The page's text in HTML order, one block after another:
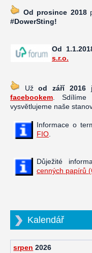
Od prosince 2018
#DowerSting!
Od
s.r.o.
Užod září 2016
facebookem . Sdílíme
vysvětlujeme naše
Informace o
FIO
Důježité
cenných papírů
Kalendář
srpen 2026